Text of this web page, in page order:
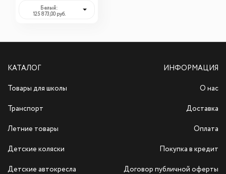
Белый:
125 873,00 руб.
КАТАЛОГ
Товары для школы
Транспорт
Летние товары
Детские коляски
Детские автокресла
ИНФОРМАЦИЯ
О нас
Доставка
Оплата
Покупка в кредит
Договор публичной оферты